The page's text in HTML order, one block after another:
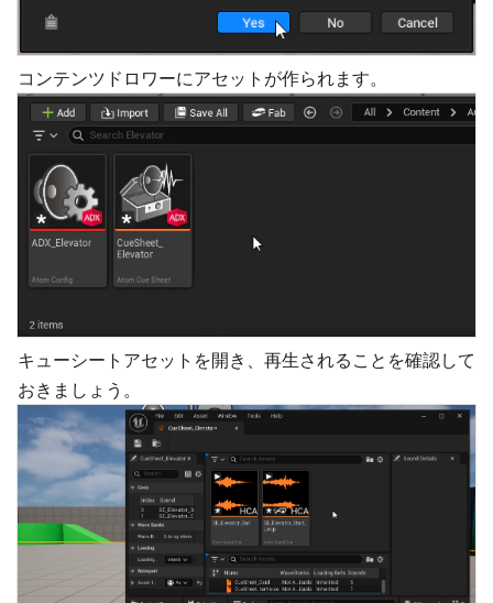
コンテンツドロワーにアセットが作られます。
キューシートアセットを開き、再生されることを確認して
おきましょう。